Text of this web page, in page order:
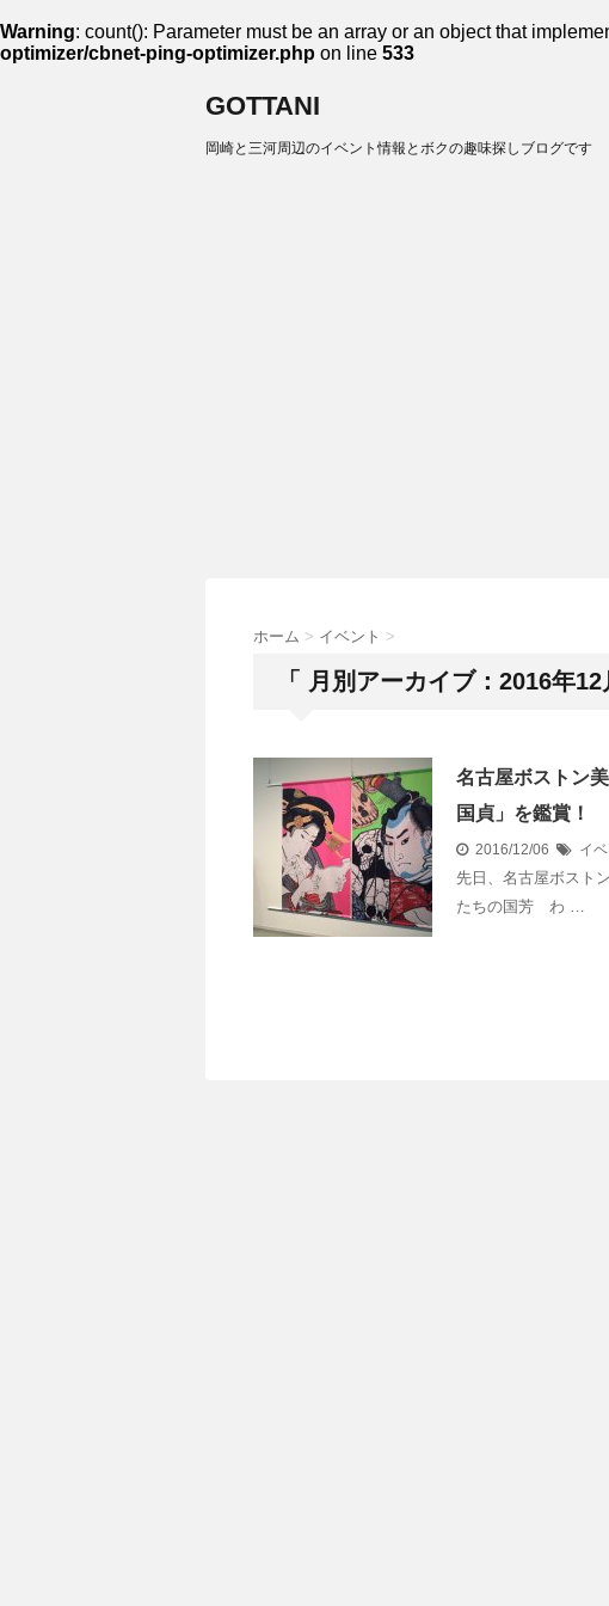
Warning: count(): Parameter must be an array or an object that
optimizer/cbnet-ping-optimizer.php on line 533
GOTTANI
岡崎と三河周辺のイベント情報とボクの趣味探しブログです
ホーム > イベント >
「 月別アーカイブ：2016年
名古屋ボストン
国貞」を鑑賞！
2016/12/06 イ
先日、名古屋ボスト
たちの国芳 わ …